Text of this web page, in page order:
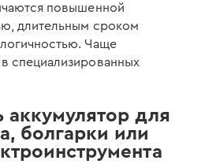
повышенной
длительным сроком
Чаще
специализированных
аккумулятор для
болгарки или